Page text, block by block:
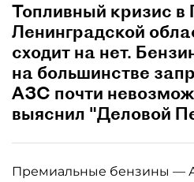
Топливный кризис в
Ленинградской
сходит на нет.
на большинстве
АЗС почти
выяснил "Деловой
Премиальные бензины —